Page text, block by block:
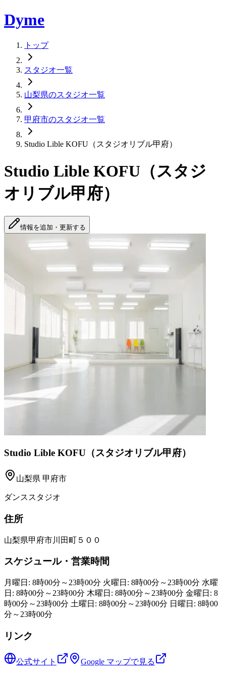
Dyme
トップ
スタジオ一覧
山梨県のスタジオ一覧
甲府市のスタジオ一覧
Studio Lible KOFU（スタジオリブル甲府）
Studio Lible KOFU（スタジ
オリブル甲府）
情報を追加・更新する
Studio Lible KOFU（スタジオリブル甲府）
山梨県 甲府市
ダンススタジオ
住所
山梨県甲府市川田町５００
スケジュール・営業時間
月曜日: 8時00分～23時00分 火曜日: 8時00分～23時00分 水曜
日: 8時00分～23時00分 木曜日: 8時00分～23時00分 金曜日: 8
時00分～23時00分 土曜日: 8時00分～23時00分 日曜日: 8時00
分～23時00分
リンク
公式サイト Google マップで見る